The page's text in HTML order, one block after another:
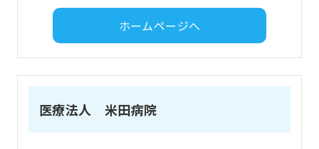
ホームページへ
医療法人 米田病院